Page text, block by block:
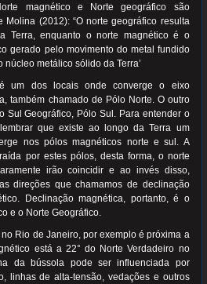
magnético e Norte geográfico são
Molina (2012): “O norte geográfico resulta
Terra, enquanto o norte magnético é o
gerado pelo movimento do metal fundido
metálico sólido da Terra’
um dos locais onde converge o eixo
também chamado de Pólo Norte. O outro
Sul Geográfico, Pólo Sul. Para entender o
que existe ao longo da Terra um
nos pólos magnéticos norte e sul. A
por estes pólos, desta forma, o norte
irão coincidir e ao invés disso,
direções que chamamos de declinação
Declinação magnética, portanto, é o
e o Norte Geográfico.
Rio de Janeiro, por exemplo é próxima a
está a 22° do Norte Verdadeiro no
da bússola pode ser influenciada por
linhas de alta-tensão, vedações e outros